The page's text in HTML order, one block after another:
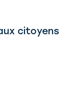
citoyens